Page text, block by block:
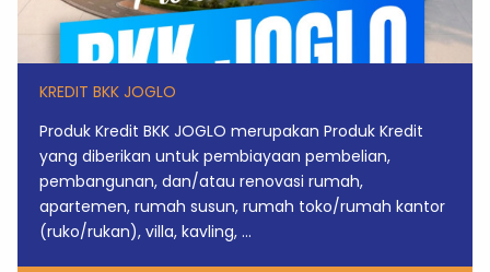
KREDIT BKK JOGLO
Produk Kredit BKK JOGLO merupakan Produk Kredit
yang diberikan untuk pembiayaan pembelian,
pembangunan, dan/atau renovasi rumah,
apartemen, rumah susun, rumah toko/rumah kantor
(ruko/rukan), villa, kavling, ...